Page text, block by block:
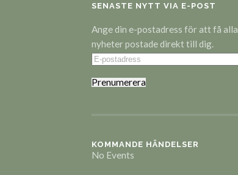
SENASTE NYTT VIA E-POST
Ange din e-postadress för att få alla
nyheter postade direkt till dig.
E-
postadress
Prenumerera
KOMMANDE HÄNDELSER
No Events